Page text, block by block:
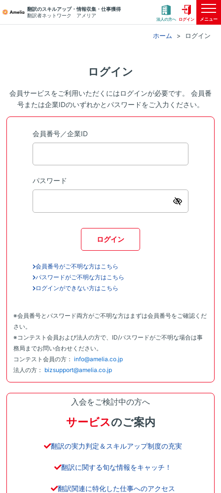
翻訳のスキルアップ・情報収集・仕事獲得
翻訳者ネットワーク アメリア
法人の方へ ログイン メニュー
ホーム ログイン
ログイン
会員サービスをご利用いただくにはログインが必要です。 会員番
号または企業IDのいずれかとパスワードをご入力ください。
会員番号／企業ID
パスワード
ログイン
会員番号がご不明な方はこちら
パスワードがご不明な方はこちら
ログインができない方はこちら
※会員番号とパスワード両方がご不明な方はまずは会員番号をご確認くだ
さい。
※コンテスト会員および法人の方で、ID/パスワードがご不明な場合は事
務局までお問い合わせください。
コンテスト会員の方： info@amelia.co.jp
法人の方： bizsupport@amelia.co.jp
入会をご検討中の方へ
サービスのご案内
翻訳の実力判定＆スキルアップ制度の充実
翻訳に関する旬な情報をキャッチ！
翻訳関連に特化した仕事へのアクセス